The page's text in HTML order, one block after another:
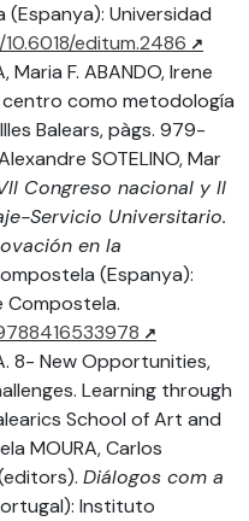
(Espanya): Universidad
editum.2486
Maria F. ABANDO, Irene
centro como metodología
Balears, pàgs. 979-
SOTELINO, Mar
Congreso nacional y II
Servicio Universitario.
en la
(Espanya):
Compostela.
8- New Opportunities,
Learning through
School of Art and
MOURA, Carlos
Diálogos com a
Instituto